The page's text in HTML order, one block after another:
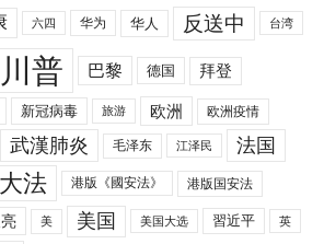
六四 华为 华人 反送中 台湾
川普 巴黎 德国 拜登
新冠病毒 旅游 欧洲 欧洲疫情
武漢肺炎 毛泽东 江泽民 法国
法 港版《國安法》 港版国安法
美 美国 美国大选 習近平 英